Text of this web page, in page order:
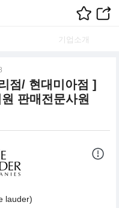
기업소개
점/ 현대미아점 ]
판매전문사원
lauder)